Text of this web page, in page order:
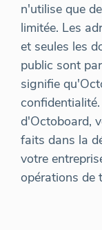
n'utilise que
limitée. Les
et seules les
public sont
signifie
d'Octoboard,
faits dans la
votre
opérations de